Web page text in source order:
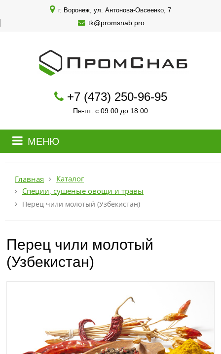
г. Воронеж, ул. Антонова-Овсеенко, 7
tk@promsnab.pro
+7 (473) 250-96-95
Пн-пт: с 09.00 до 18.00
МЕНЮ
Главная
Каталог
Специи, сушеные овощи и травы
Перец чили молотый (Узбекистан)
Перец чили молотый
(Узбекистан)